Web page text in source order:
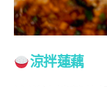
涼拌蓮藕